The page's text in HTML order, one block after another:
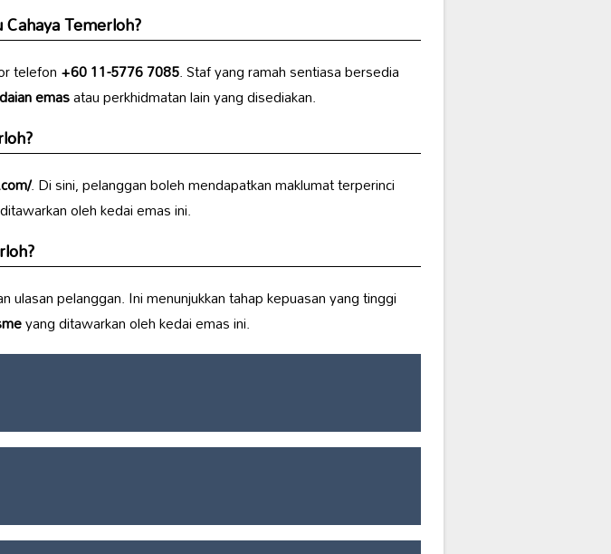
Temerloh?
telefon+60 11-5776 7085. Staf yang ramah sentiasa bersedia
emasatau perkhidmatan lain yang disediakan.
. Di sini, pelanggan boleh mendapatkan maklumat terperinci
oleh kedai emas ini.
ulasan pelanggan. Ini menunjukkan tahap kepuasan yang tinggi
yang ditawarkan oleh kedai emas ini.